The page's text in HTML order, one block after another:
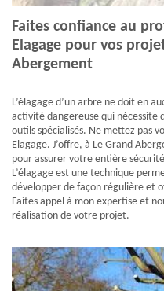
Faites confiance au
Elagage pour vos
Abergement
L’élagage d’un arbre ne doit en
activité dangereuse qui nécessite
outils spécialisés. Ne mettez pas
Elagage. J’offre, à Le Grand
pour assurer votre entière
L’élagage est une technique
développer de façon régulière et
Faites appel à mon expertise et
réalisation de votre projet.